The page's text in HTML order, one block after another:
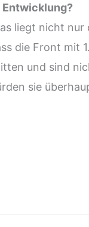
Entwicklung?
liegt nicht nur
die Front mit
und sind
sie